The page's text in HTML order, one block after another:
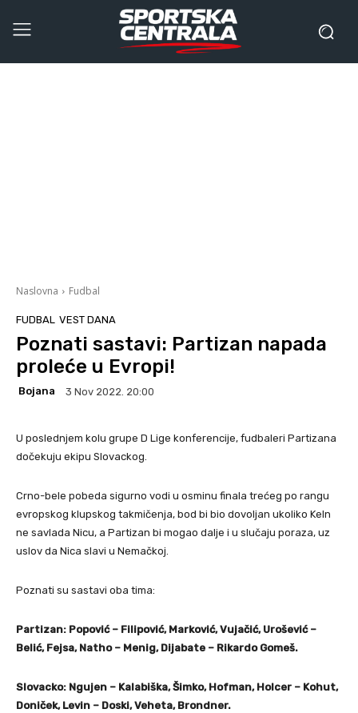
Naslovna Fudbal
FUDBAL VEST DANA
Poznati sastavi: Partizan napada
proleće u Evropi!
Bojana 3 Nov 2022. 20:00
U poslednjem kolu grupe D Lige konferencije, fudbaleri Partizana
dočekuju ekipu Slovackog.
Crno-bele pobeda sigurno vodi u osminu finala trećeg po rangu
evropskog klupskog takmičenja, bod bi bio dovoljan ukoliko Keln
ne savlada Nicu, a Partizan bi mogao dalje i u slučaju poraza, uz
uslov da Nica slavi u Nemačkoj.
Poznati su sastavi oba tima:
Partizan: Popović – Filipović, Marković, Vujačić, Urošević –
Belić, Fejsa, Natho – Menig, Dijabate – Rikardo Gomeš.
Slovacko: Ngujen – Kalabiška, Šimko, Hofman, Holcer – Kohut,
Doniček, Levin – Doski, Veheta, Brondner.